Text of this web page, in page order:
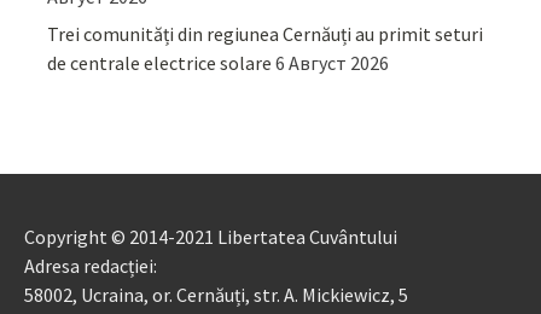
Trei comunități din regiunea Cernăuți au primit seturi
de centrale electrice solare 6 Август 2026
Copyright © 2014-2021 Libertatea Cuvântului
Adresa redacției:
58002, Ucraina, or. Cernăuți, str. A. Mickiewicz, 5